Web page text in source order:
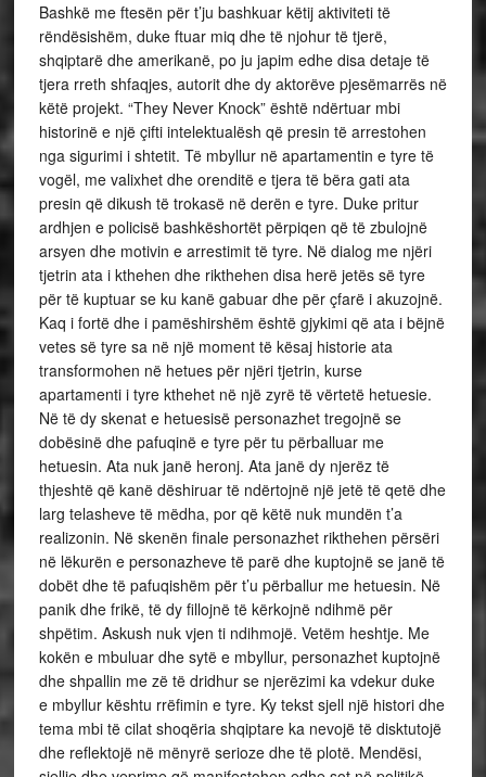
Bashkë me ftesën për t’ju bashkuar këtij aktiviteti të
rëndësishëm, duke ftuar miq dhe të njohur të tjerë,
shqiptarë dhe amerikanë, po ju japim edhe disa detaje të
tjera rreth shfaqjes, autorit dhe dy aktorëve pjesëmarrës në
këtë projekt. “They Never Knock” është ndërtuar mbi
historinë e një çifti intelektualësh që presin të arrestohen
nga sigurimi i shtetit. Të mbyllur në apartamentin e tyre të
vogël, me valixhet dhe orenditë e tjera të bëra gati ata
presin që dikush të trokasë në derën e tyre. Duke pritur
ardhjen e policisë bashkëshortët përpiqen që të zbulojnë
arsyen dhe motivin e arrestimit të tyre. Në dialog me njëri
tjetrin ata i kthehen dhe rikthehen disa herë jetës së tyre
për të kuptuar se ku kanë gabuar dhe për çfarë i akuzojnë.
Kaq i fortë dhe i pamëshirshëm është gjykimi që ata i bëjnë
vetes së tyre sa në një moment të kësaj historie ata
transformohen në hetues për njëri tjetrin, kurse
apartamenti i tyre kthehet në një zyrë të vërtetë hetuesie.
Në të dy skenat e hetuesisë personazhet tregojnë se
dobësinë dhe pafuqinë e tyre për tu përballuar me
hetuesin. Ata nuk janë heronj. Ata janë dy njerëz të
thjeshtë që kanë dëshiruar të ndërtojnë një jetë të qetë dhe
larg telasheve të mëdha, por që këtë nuk mundën t’a
realizonin. Në skenën finale personazhet rikthehen përsëri
në lëkurën e personazheve të parë dhe kuptojnë se janë të
dobët dhe të pafuqishëm për t’u përballur me hetuesin. Në
panik dhe frikë, të dy fillojnë të kërkojnë ndihmë për
shpëtim. Askush nuk vjen ti ndihmojë. Vetëm heshtje. Me
kokën e mbuluar dhe sytë e mbyllur, personazhet kuptojnë
dhe shpallin me zë të dridhur se njerëzimi ka vdekur duke
e mbyllur kështu rrëfimin e tyre. Ky tekst sjell një histori dhe
tema mbi të cilat shoqëria shqiptare ka nevojë të disktutojë
dhe reflektojë në mënyrë serioze dhe të plotë. Mendësi,